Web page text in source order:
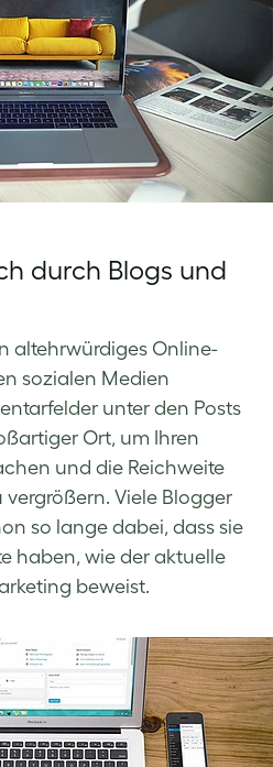
durch Blogs und
altehrwürdiges Online-
sozialen Medien
unter den Posts
Ort, um Ihren
und die Reichweite
vergrößern. Viele Blogger
so lange dabei, dass sie
haben, wie der aktuelle
beweist.